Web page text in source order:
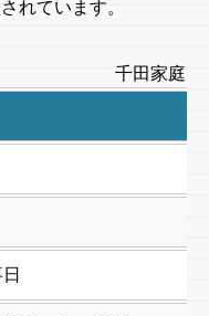
れています。
千田家庭園